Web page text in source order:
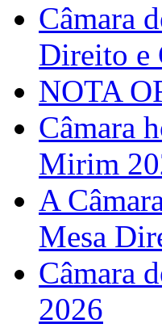
Câmara
Direito e
NOTA
Câmara
Mirim
A
Mesa
Câmara
2026